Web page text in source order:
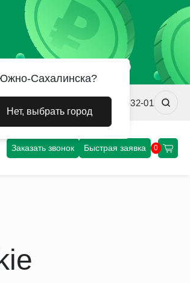
steel.ru +7 (4242) 31-32-01
Заказать звонок Быстрая заявка 0
Сахалинска?
Нет, выбрать город